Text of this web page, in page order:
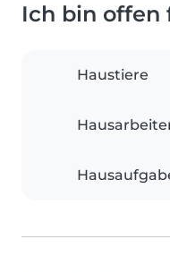
Ich bin offen
Haustiere